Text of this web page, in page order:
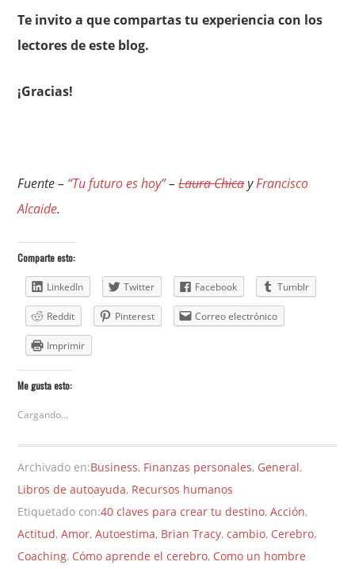
Te invito a que compartas tu experiencia con los
lectores de este blog.
¡Gracias!
Fuente – “Tu futuro es hoy”–Laura ChicayFrancisco
Alcaide.
Comparte esto:
LinkedIn Twitter Facebook Tumblr
Reddit Pinterest Correo electrónico
Imprimir
Me gusta esto:
Cargando...
Archivado en:Business, Finanzas personales, General,
Libros de autoayuda, Recursos humanos
Etiquetado con:40 claves para crear tu destino,Acción,
Actitud,Amor,Autoestima, Brian Tracy,cambio, Cerebro,
Coaching, Cómo aprende el cerebro, Como un hombre